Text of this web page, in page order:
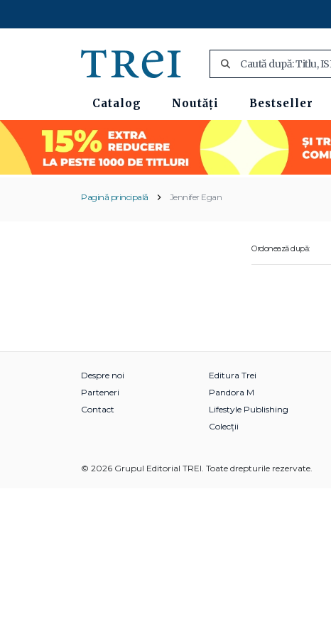
Catalog Noutăți Bestseller
Pagină principală Jennifer Egan
Ordonează după:
Despre noi
Parteneri
Contact
Editura Trei
Pandora M
Lifestyle Publishing
Colecții
© 2026 Grupul Editorial TREI. Toate drepturile rezervate.